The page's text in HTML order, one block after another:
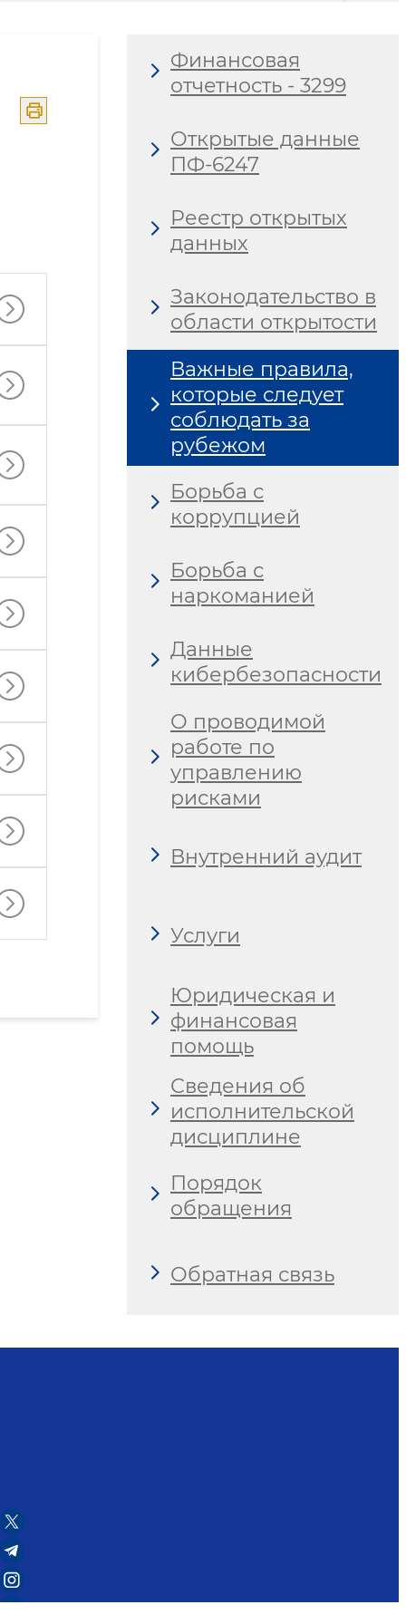
Финансовая
отчетность - 3299
Открытые данные
ПФ-6247
Реестр открытых
данных
Законодательство в
области открытости
Важные правила,
которые следует
соблюдать за
рубежом
Борьба с
коррупцией
Борьба с
наркоманией
Данные
кибербезопасности
О проводимой
работе по
управлению
рисками
Внутренний аудит
Услуги
Юридическая и
финансовая
помощь
Сведения об
исполнительской
дисциплине
Порядок
обращения
Обратная связь